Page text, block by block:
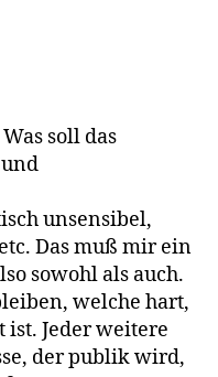
soll das
unsensibel,
Das muß mir ein
sowohl als auch.
welche hart,
Jeder weitere
der publik wird,